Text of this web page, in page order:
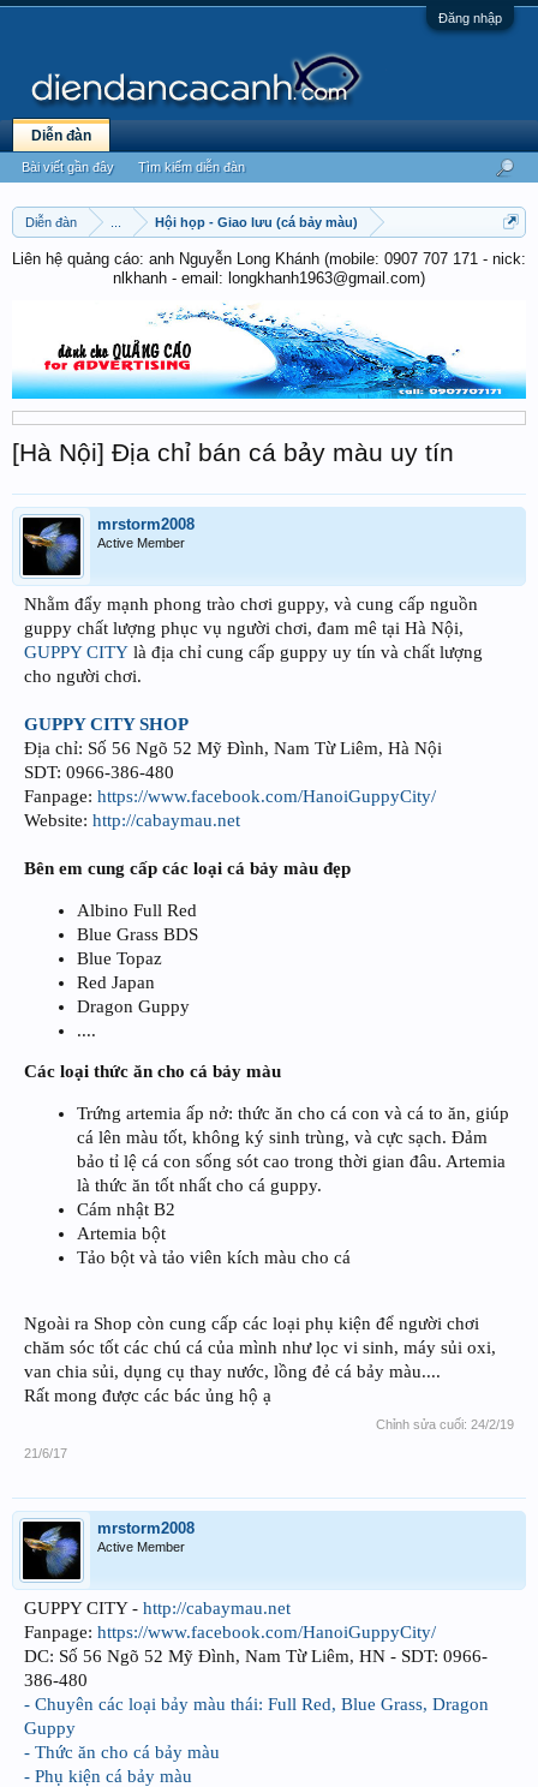
Đăng nhập
Diễn đàn Hội họp - Giao lưu (cá bảy màu)
Liên hệ quảng cáo: anh Nguyễn Long Khánh (mobile: 0907 707 171 - nick:
nlkhanh - email: longkhanh1963@gmail.com)
[Hà Nội] Địa chỉ bán cá bảy màu uy tín
mrstorm2008
Active Member
Nhằm đẩy mạnh phong trào chơi guppy, và cung cấp nguồn
guppy chất lượng phục vụ người chơi, đam mê tại Hà Nội,
GUPPY CITY là địa chỉ cung cấp guppy uy tín và chất lượng
cho người chơi.
GUPPY CITY SHOP
Địa chỉ: Số 56 Ngõ 52 Mỹ Đình, Nam Từ Liêm, Hà Nội
SDT: 0966-386-480
Fanpage: https://www.facebook.com/HanoiGuppyCity/
Website: http://cabaymau.net
Bên em cung cấp các loại cá bảy màu đẹp
Albino Full Red
Blue Grass BDS
Blue Topaz
Red Japan
Dragon Guppy
....
Các loại thức ăn cho cá bảy màu
Trứng artemia ấp nở: thức ăn cho cá con và cá to ăn, giúp
cá lên màu tốt, không ký sinh trùng, và cực sạch. Đảm
bảo tỉ lệ cá con sống sót cao trong thời gian đâu. Artemia
là thức ăn tốt nhất cho cá guppy.
Cám nhật B2
Artemia bột
Tảo bột và tảo viên kích màu cho cá
Ngoài ra Shop còn cung cấp các loại phụ kiện để người chơi
chăm sóc tốt các chú cá của mình như lọc vi sinh, máy sủi oxi,
van chia sủi, dụng cụ thay nước, lồng đẻ cá bảy màu....
Rất mong được các bác ủng hộ ạ
Chỉnh sửa cuối: 24/2/19
21/6/17
mrstorm2008
Active Member
GUPPY CITY - http://cabaymau.net
Fanpage: https://www.facebook.com/HanoiGuppyCity/
DC: Số 56 Ngõ 52 Mỹ Đình, Nam Từ Liêm, HN - SDT: 0966-
386-480
- Chuyên các loại bảy màu thái: Full Red, Blue Grass, Dragon
Guppy
- Thức ăn cho cá bảy màu
- Phụ kiện cá bảy màu
Diễn đàn
Bài viết gần đây Tìm kiếm diễn đàn